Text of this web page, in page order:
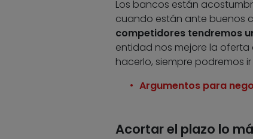
Los bancos están
cuando están ante buenos
competidores tendremos
entidad nos mejore la oferta
hacerlo, siempre podremos
Argumentos para
Acortar el plazo lo